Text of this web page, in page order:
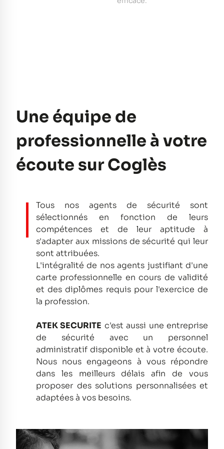
Une équipe de
professionnelle à votre
écoute sur Coglès
Tous nos agents de sécurité sont
sélectionnés en fonction de leurs
compétences et de leur aptitude à
s'adapter aux missions de sécurité qui leur
sont attribuées.
L'intégralité de nos agents justifiant d'une
carte professionnelle en cours de validité
et des diplômes requis pour l'exercice de
la profession.
ATEK SECURITE c'est aussi une entreprise
de sécurité avec un personnel
administratif disponible et à votre écoute.
Nous nous engageons à vous répondre
dans les meilleurs délais afin de vous
proposer des solutions personnalisées et
adaptées à vos besoins.